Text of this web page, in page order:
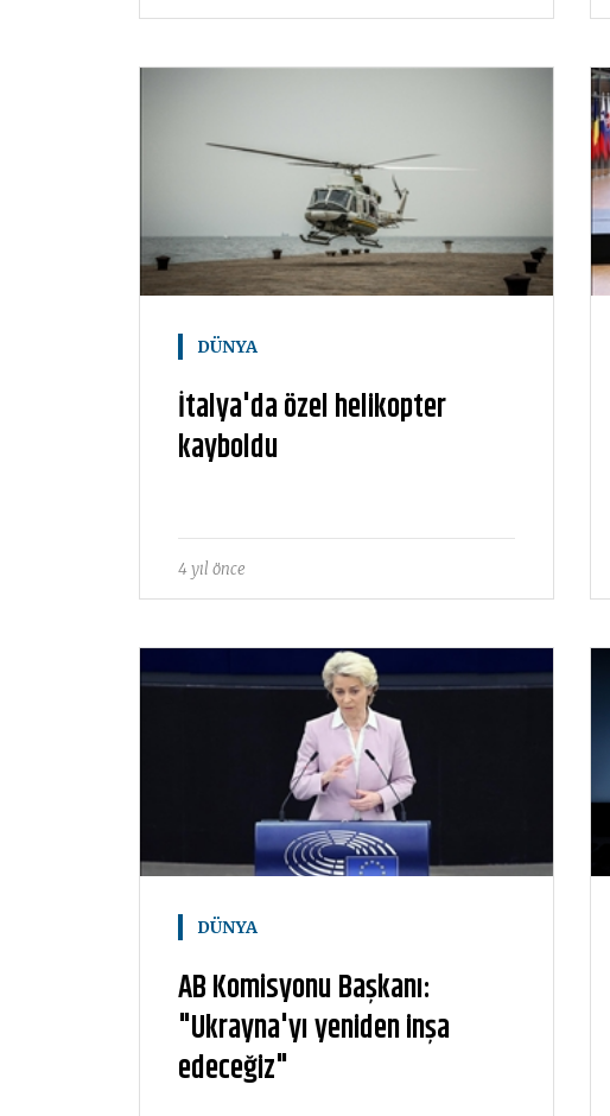
DÜNYA
İtalya'da özel helikopter
kayboldu
4 yıl önce
DÜNYA
AB Komisyonu Başkanı:
"Ukrayna'yı yeniden inşa
edeceğiz"